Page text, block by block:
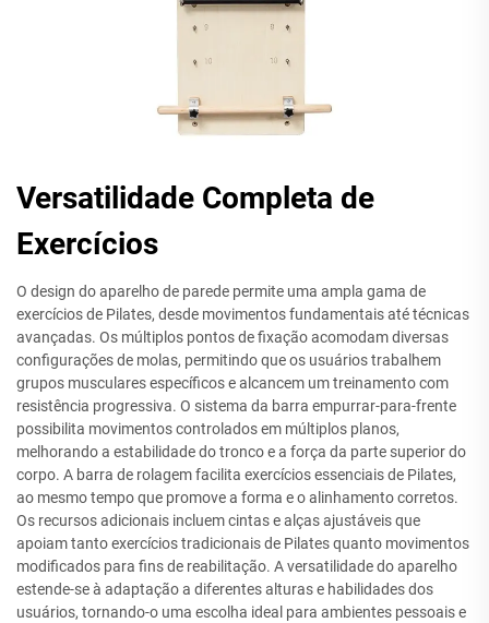
Versatilidade Completa de
Exercícios
O design do aparelho de parede permite uma ampla gama de
exercícios de Pilates, desde movimentos fundamentais até técnicas
avançadas. Os múltiplos pontos de fixação acomodam diversas
configurações de molas, permitindo que os usuários trabalhem
grupos musculares específicos e alcancem um treinamento com
resistência progressiva. O sistema da barra empurrar-para-frente
possibilita movimentos controlados em múltiplos planos,
melhorando a estabilidade do tronco e a força da parte superior do
corpo. A barra de rolagem facilita exercícios essenciais de Pilates,
ao mesmo tempo que promove a forma e o alinhamento corretos.
Os recursos adicionais incluem cintas e alças ajustáveis que
apoiam tanto exercícios tradicionais de Pilates quanto movimentos
modificados para fins de reabilitação. A versatilidade do aparelho
estende-se à adaptação a diferentes alturas e habilidades dos
usuários, tornando-o uma escolha ideal para ambientes pessoais e